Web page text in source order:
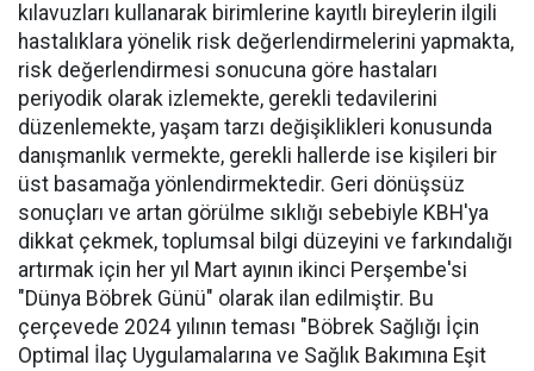
kılavuzları kullanarak birimlerine kayıtlı bireylerin ilgili
hastalıklara yönelik risk değerlendirmelerini yapmakta,
risk değerlendirmesi sonucuna göre hastaları
periyodik olarak izlemekte, gerekli tedavilerini
düzenlemekte, yaşam tarzı değişiklikleri konusunda
danışmanlık vermekte, gerekli hallerde ise kişileri bir
üst basamağa yönlendirmektedir. Geri dönüşsüz
sonuçları ve artan görülme sıklığı sebebiyle KBH'ya
dikkat çekmek, toplumsal bilgi düzeyini ve farkındalığı
artırmak için her yıl Mart ayının ikinci Perşembe'si
"Dünya Böbrek Günü" olarak ilan edilmiştir. Bu
çerçevede 2024 yılının teması "Böbrek Sağlığı İçin
Optimal İlaç Uygulamalarına ve Sağlık Bakımına Eşit